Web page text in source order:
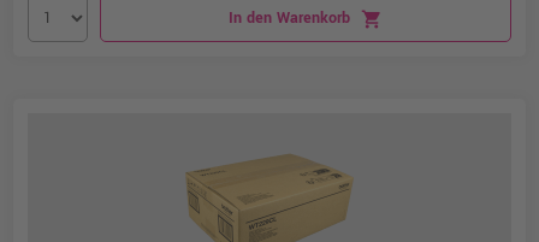
In den Warenkorb shopping_cart